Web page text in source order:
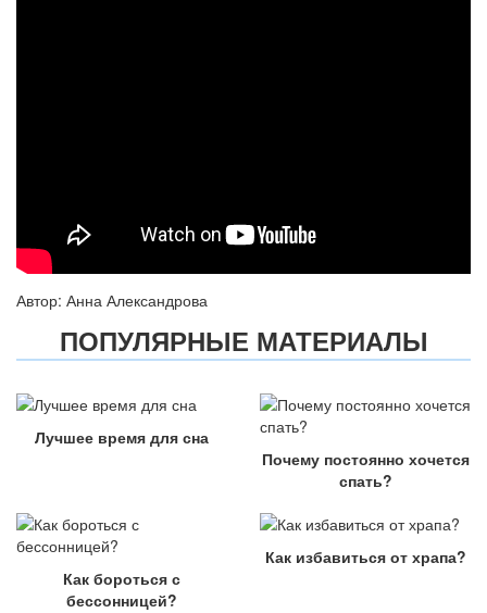
Автор: Анна Александрова
ПОПУЛЯРНЫЕ МАТЕРИАЛЫ
Лучшее время для сна
Почему постоянно хочется
спать?
Как бороться с
бессонницей?
Как избавиться от храпа?